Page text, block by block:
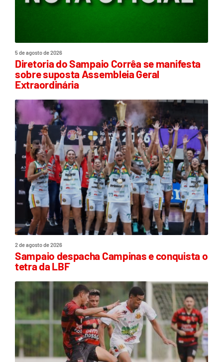
5 de agosto de 2026
Diretoria do Sampaio Corrêa se manifesta
sobre suposta Assembleia Geral
Extraordinária
2 de agosto de 2026
Sampaio despacha Campinas e conquista o
tetra da LBF